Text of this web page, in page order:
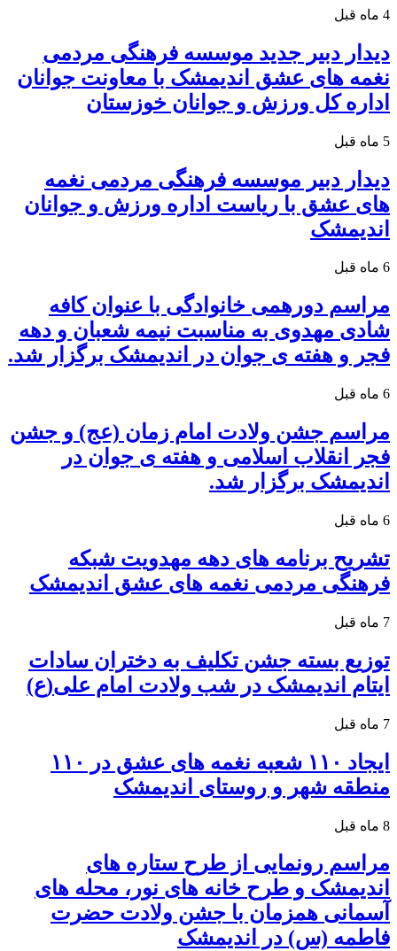
4 ماه قبل
دیدار دبیر جدید موسسه فرهنگی مردمی
نغمه های عشق اندیمشک با معاونت جوانان
اداره کل ورزش و جوانان خوزستان
5 ماه قبل
دیدار دبیر موسسه فرهنگی مردمی نغمه
های عشق با ریاست اداره ورزش و جوانان
اندیمشک
6 ماه قبل
مراسم دورهمی خانوادگی با عنوان کافه
شادی مهدوی به مناسبت نیمه شعبان و دهه
فجر و هفته ی جوان در اندیمشک برگزار شد.
6 ماه قبل
مراسم جشن ولادت امام زمان (عج) و جشن
فجر انقلاب اسلامی و هفته ی جوان در
اندیمشک برگزار شد.
6 ماه قبل
تشریح برنامه های دهه مهدویت شبکه
فرهنگی مردمی نغمه های عشق اندیمشک
7 ماه قبل
توزیع بسته جشن تکلیف به دختران سادات
ایتام اندیمشک در شب ولادت امام علی(ع)
7 ماه قبل
ایجاد ۱۱۰ شعبه نغمه های عشق در ۱۱۰
منطقه شهر و روستای اندیمشک
8 ماه قبل
مراسم رونمایی از طرح ستاره های
اندیمشک و طرح خانه های نور، محله های
آسمانی همزمان با جشن ولادت حضرت
فاطمه (س) در اندیمشک